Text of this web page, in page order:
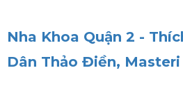
Nha Khoa Quận 2 -
Dân Thảo Điền, Masteri